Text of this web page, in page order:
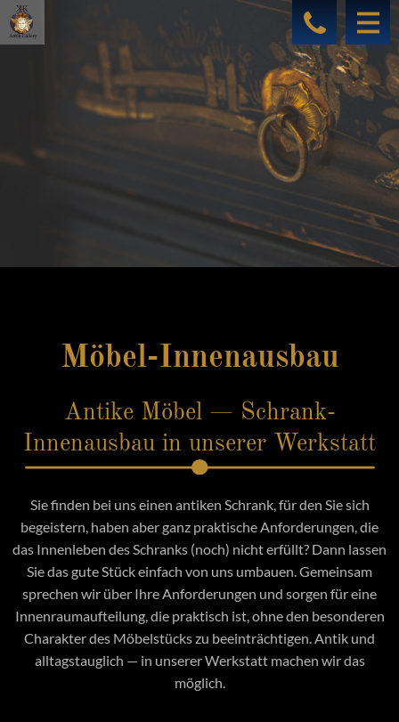
Möbel-Innenausbau
Antike Möbel — Schrank-
Innenausbau in unserer Werkstatt
Sie finden bei uns einen antiken Schrank, für den Sie sich
begeistern, haben aber ganz praktische Anforderungen, die
das Innenleben des Schranks (noch) nicht erfüllt? Dann lassen
Sie das gute Stück einfach von uns umbauen. Gemeinsam
sprechen wir über Ihre Anforderungen und sorgen für eine
Innenraumaufteilung, die praktisch ist, ohne den besonderen
Charakter des Möbelstücks zu beeinträchtigen. Antik und
alltagstauglich — in unserer Werkstatt machen wir das
möglich.